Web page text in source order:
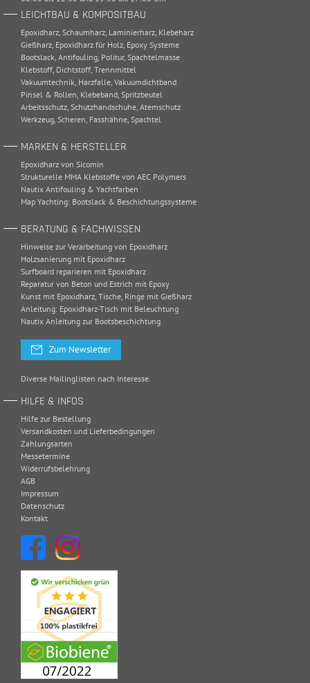
LEICHTBAU & KOMPOSITBAU
Epoxidharz, Schaumharz, Laminierharz, Klebeharz
Gießharz, Epoxidharz für Holz, Epoxy Systeme
Bootslack, Antifouling, Politur, Spachtelmasse
Klebstoff, Dichtstoff, Trennmittel
Vakuumtechnik, Harzfalle, Vakuumdichtband
Pinsel & Rollen, Klebeband, Spritzbeutel
Arbeitsschutz, Schutzhandschuhe, Atemschutz
Werkzeug, Scheren, Fasshähne, Spachtel
MARKEN & HERSTELLER
Epoxidharz von Sicomin
Strukturelle MMA Klebstoffe von AEC Polymers
Nautix Antifouling & Yachtfarben
Map Yachting: Bootslack & Beschichtungssysteme
BERATUNG & FACHWISSEN
Hinweise zur Verarbeitung von Epoxidharz
Holzsanierung mit Epoxidharz
Surfboard reparieren mit Epoxidharz
Reparatur von Beton und Estrich mit Epoxy
Kunst mit Epoxidharz, Tische, Ringe mit Gießharz
Anleitung: Epoxidharz-Tisch mit Beleuchtung
Nautix Anleitung zur Bootsbeschichtung
Zum Newsletter
Diverse Mailinglisten nach Interesse.
HILFE & INFOS
Hilfe zur Bestellung
Versandkosten und Lieferbedingungen
Zahlungsarten
Messetermine
Widerrufsbelehrung
AGB
Impressum
Datenschutz
Kontakt